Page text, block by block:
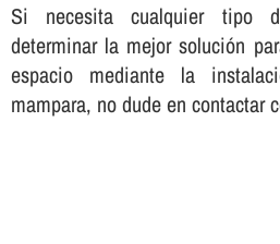
Si necesita cualquier tipo
determinar la mejor solución
espacio mediante la
mampara, no dude en contactar